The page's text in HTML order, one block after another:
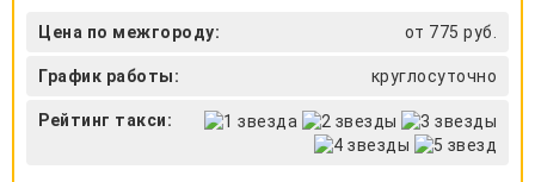
Цена по межгороду: от 775 руб.
График работы: круглосуточно
Рейтинг такси: